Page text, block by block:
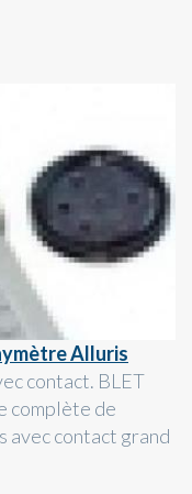
Alluris
contact. BLET
complète de
avec contact grand